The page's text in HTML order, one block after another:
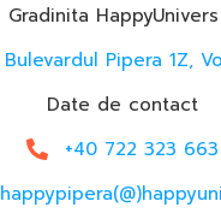
Gradinita
Bulevardul Pipera 1Z,
Date de contact
+40 722 323 663